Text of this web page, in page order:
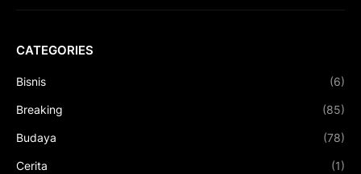
CATEGORIES
Bisnis (6)
Breaking (85)
Budaya (78)
Cerita (1)